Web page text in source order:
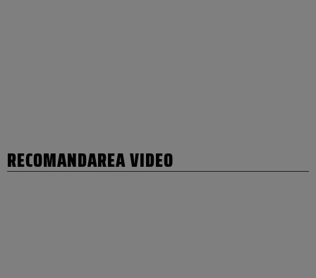
RECOMANDAREA VIDEO